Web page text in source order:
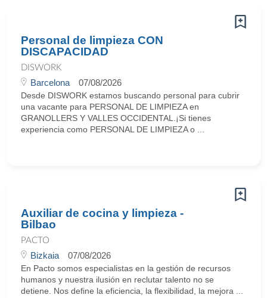
Personal de limpieza CON
DISCAPACIDAD
DISWORK
Barcelona 07/08/2026
Desde DISWORK estamos buscando personal para cubrir
una vacante para PERSONAL DE LIMPIEZA en
GRANOLLERS Y VALLES OCCIDENTAL.¡Si tienes
experiencia como PERSONAL DE LIMPIEZA o ...
Auxiliar de cocina y limpieza -
Bilbao
PACTO
Bizkaia 07/08/2026
En Pacto somos especialistas en la gestión de recursos
humanos y nuestra ilusión en reclutar talento no se
detiene. Nos define la eficiencia, la flexibilidad, la mejora ...